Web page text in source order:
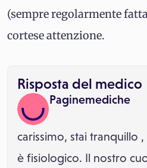
(sempre regolarmente
cortese attenzione.
Risposta del medico
Paginemediche
carissimo, stai tranquillo
è fisiologico. Il nostro